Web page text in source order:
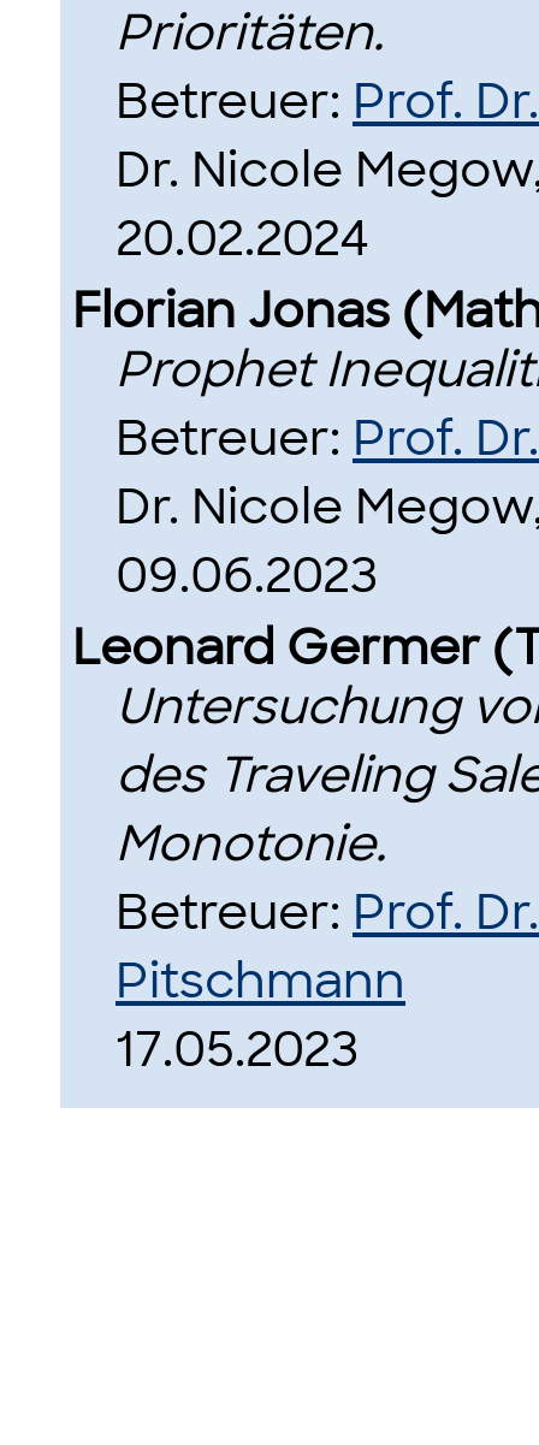
Prioritäten.
Betreuer: Prof.
Dr. Nicole
20.02.2024
Florian Jonas
Prophet
Betreuer: Prof.
Dr. Nicole
09.06.2023
Leonard Germer
Untersuchung
des Traveling
Monotonie.
Betreuer: Prof.
Pitschmann
17.05.2023